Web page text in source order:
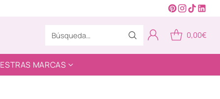
Búsqueda… 0,00€
MARCAS